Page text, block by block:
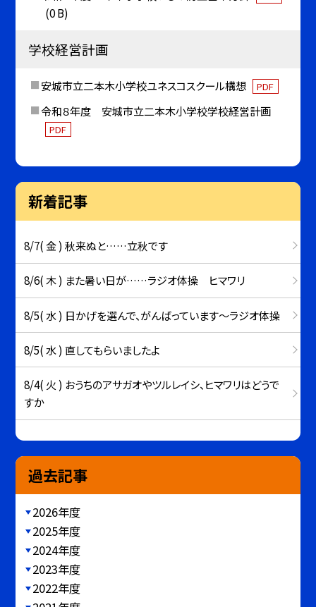
(0 B)
学校経営計画
安城市立二本木小学校ユネスコスクール構想 PDF
令和８年度 安城市立二本木小学校学校経営計画
PDF
新着記事
8/7( 金 ) 秋来ぬと……立秋です
8/6( 木 ) また暑い日が……ラジオ体操 ヒマワリ
8/5( 水 ) 日かげを選んで、がんばっています～ラジオ体操
8/5( 水 ) 直してもらいましたよ
8/4( 火 ) おうちのアサガオやツルレイシ、ヒマワリはどうで
すか
過去記事
2026年度
2025年度
2024年度
2023年度
2022年度